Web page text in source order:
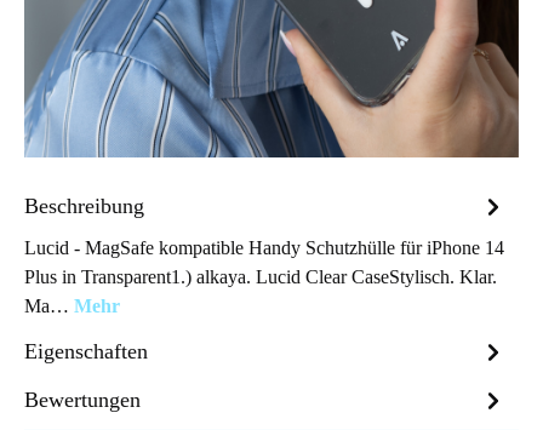
Beschreibung
Lucid - MagSafe kompatible Handy Schutzhülle für iPhone 14
Plus in Transparent1.) alkaya. Lucid Clear CaseStylisch. Klar.
Ma… Mehr
Eigenschaften
Bewertungen